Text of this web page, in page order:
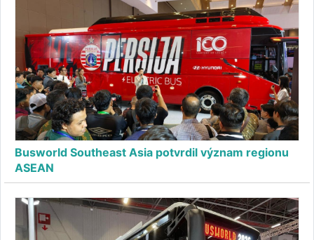
Busworld Southeast Asia potvrdil význam regionu
ASEAN